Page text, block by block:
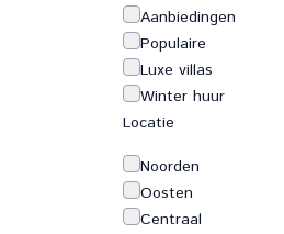
Aanbiedingen
Populaire
Luxe villas
Winter huur
Locatie
Noorden
Oosten
Centraal